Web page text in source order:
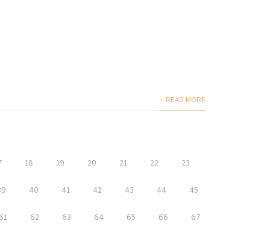
+ READ MORE
18 19 20 21 22 23
40 41 42 43 44 45
62 63 64 65 66 67